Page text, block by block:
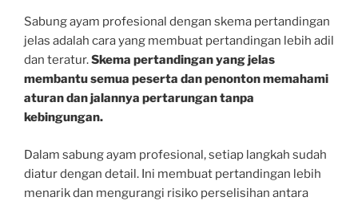
Sabung ayam profesional dengan skema pertandingan
jelas adalah cara yang membuat pertandingan lebih adil
dan teratur.Skema pertandingan yang jelas
membantu semua peserta dan penonton memahami
aturan dan jalannya pertarungan tanpa
kebingungan.
Dalam sabung ayam profesional, setiap langkah sudah
diatur dengan detail. Ini membuat pertandingan lebih
menarik dan mengurangi risiko perselisihan antara